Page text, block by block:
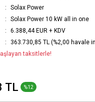
Solax Power
Solax Power 10 kW all in one
6.388,44 EUR + KDV
363.730,85 TL (%2,00 havale
taksitlerle!
TL %12